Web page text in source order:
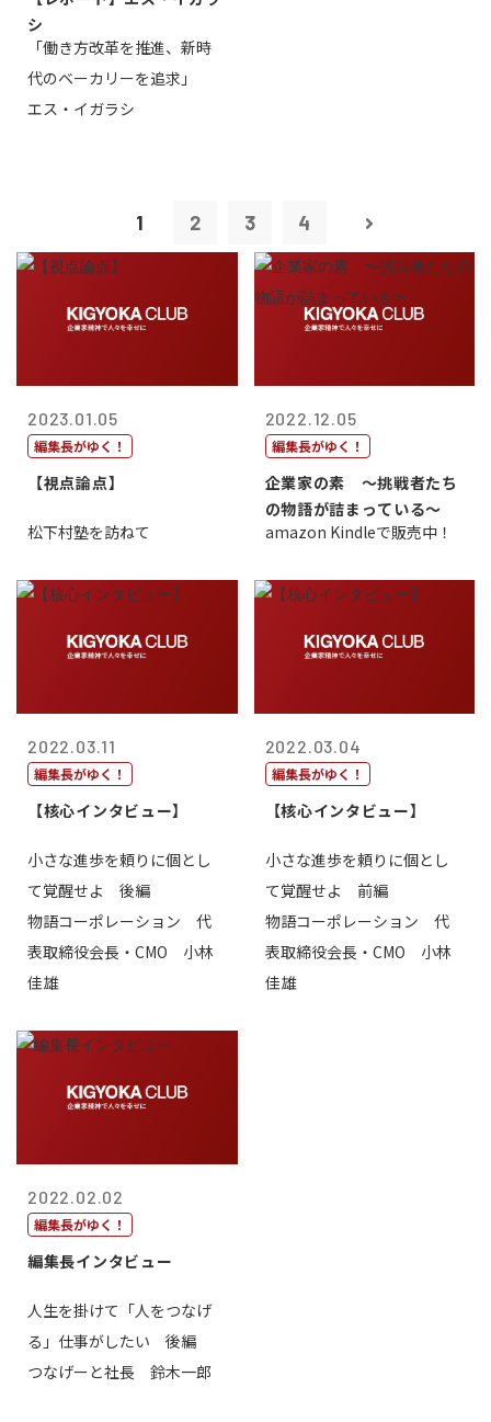
シ
「働き方改革を推進、新時
代のベーカリーを追求」
エス・イガラシ
1 2 3 4
2023.01.05
編集長がゆく！
【視点論点】
松下村塾を訪ねて
2022.12.05
編集長がゆく！
企業家の素 〜挑戦者たち
の物語が詰まっている〜
amazon Kindleで販売中！
2022.03.11
編集長がゆく！
【核心インタビュー】
小さな進歩を頼りに個とし
て覚醒せよ 後編
物語コーポレーション 代
表取締役会長・CMO 小林
佳雄
2022.03.04
編集長がゆく！
【核心インタビュー】
小さな進歩を頼りに個とし
て覚醒せよ 前編
物語コーポレーション 代
表取締役会長・CMO 小林
佳雄
2022.02.02
編集長がゆく！
編集長インタビュー
人生を掛けて「人をつなげ
る」仕事がしたい 後編
つなげーと社長 鈴木一郎